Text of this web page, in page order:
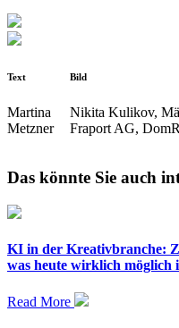
Text
Martina
Metzner
Bild
Nikita Kulikov,
Fraport AG,
Das könnte Sie auch
KI in der Kreativbranche:
was heute wirklich möglich
Read More